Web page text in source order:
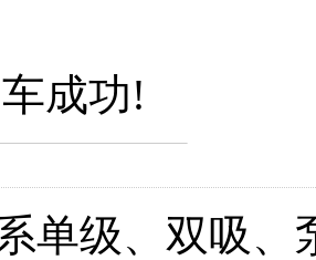
成功!
单级、双吸、